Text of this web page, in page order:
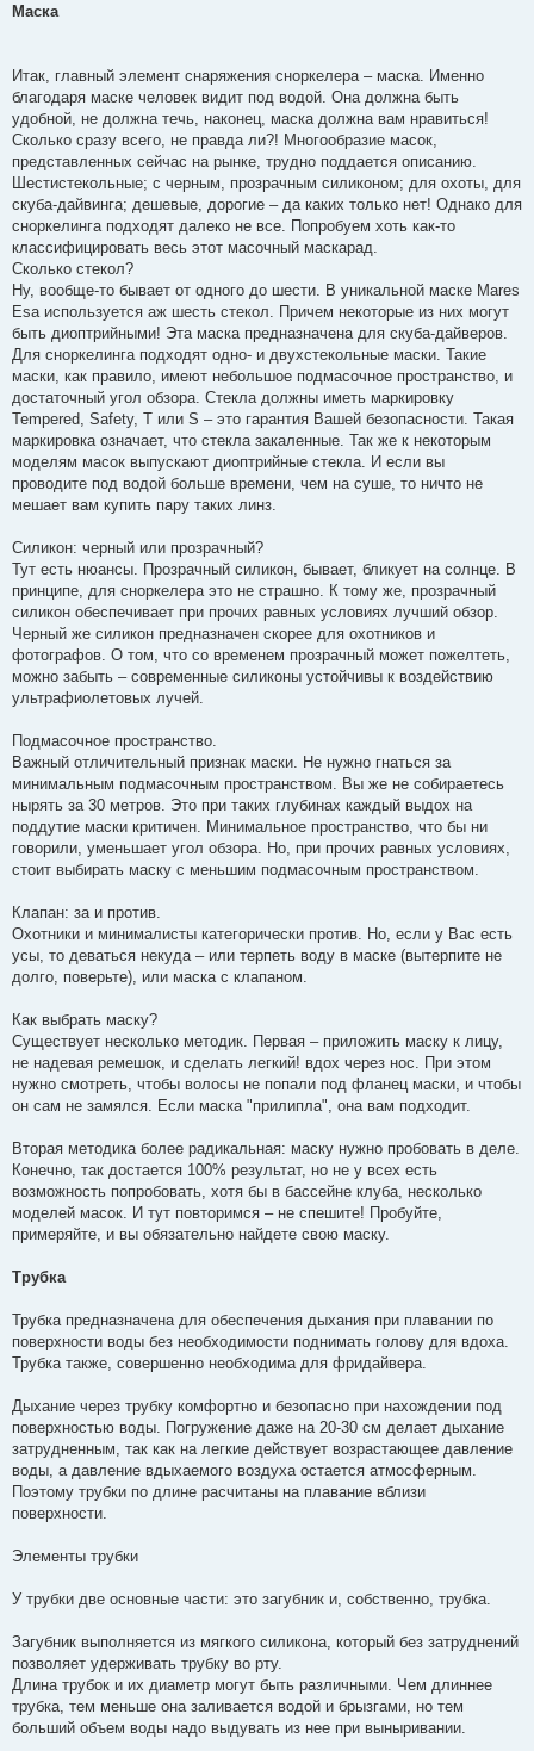
Маска
Итак, главный элемент снаряжения сноркелера – маска. Именно
благодаря маске человек видит под водой. Она должна быть
удобной, не должна течь, наконец, маска должна вам нравиться!
Сколько сразу всего, не правда ли?! Многообразие масок,
представленных сейчас на рынке, трудно поддается описанию.
Шестистекольные; с черным, прозрачным силиконом; для охоты, для
скуба-дайвинга; дешевые, дорогие – да каких только нет! Однако для
сноркелинга подходят далеко не все. Попробуем хоть как-то
классифицировать весь этот масочный маскарад.
Сколько стекол?
Ну, вообще-то бывает от одного до шести. В уникальной маске Mares
Esa используется аж шесть стекол. Причем некоторые из них могут
быть диоптрийными! Эта маска предназначена для скуба-дайверов.
Для сноркелинга подходят одно- и двухстекольные маски. Такие
маски, как правило, имеют небольшое подмасочное пространство, и
достаточный угол обзора. Стекла должны иметь маркировку
Tempered, Safety, T или S – это гарантия Вашей безопасности. Такая
маркировка означает, что стекла закаленные. Так же к некоторым
моделям масок выпускают диоптрийные стекла. И если вы
проводите под водой больше времени, чем на суше, то ничто не
мешает вам купить пару таких линз.
Силикон: черный или прозрачный?
Тут есть нюансы. Прозрачный силикон, бывает, бликует на солнце. В
принципе, для сноркелера это не страшно. К тому же, прозрачный
силикон обеспечивает при прочих равных условиях лучший обзор.
Черный же силикон предназначен скорее для охотников и
фотографов. О том, что со временем прозрачный может пожелтеть,
можно забыть – современные силиконы устойчивы к воздействию
ультрафиолетовых лучей.
Подмасочное пространство.
Важный отличительный признак маски. Не нужно гнаться за
минимальным подмасочным пространством. Вы же не собираетесь
нырять за 30 метров. Это при таких глубинах каждый выдох на
поддутие маски критичен. Минимальное пространство, что бы ни
говорили, уменьшает угол обзора. Но, при прочих равных условиях,
стоит выбирать маску с меньшим подмасочным пространством.
Клапан: за и против.
Охотники и минималисты категорически против. Но, если у Вас есть
усы, то деваться некуда – или терпеть воду в маске (вытерпите не
долго, поверьте), или маска с клапаном.
Как выбрать маску?
Существует несколько методик. Первая – приложить маску к лицу,
не надевая ремешок, и сделать легкий! вдох через нос. При этом
нужно смотреть, чтобы волосы не попали под фланец маски, и чтобы
он сам не замялся. Если маска "прилипла", она вам подходит.
Вторая методика более радикальная: маску нужно пробовать в деле.
Конечно, так достается 100% результат, но не у всех есть
возможность попробовать, хотя бы в бассейне клуба, несколько
моделей масок. И тут повторимся – не спешите! Пробуйте,
примеряйте, и вы обязательно найдете свою маску.
Трубка
Трубка предназначена для обеспечения дыхания при плавании по
поверхности воды без необходимости поднимать голову для вдоха.
Трубка также, совершенно необходима для фридайвера.
Дыхание через трубку комфортно и безопасно при нахождении под
поверхностью воды. Погружение даже на 20-30 см делает дыхание
затрудненным, так как на легкие действует возрастающее давление
воды, а давление вдыхаемого воздуха остается атмосферным.
Поэтому трубки по длине расчитаны на плавание вблизи
поверхности.
Элементы трубки
У трубки две основные части: это загубник и, собственно, трубка.
Загубник выполняется из мягкого силикона, который без затруднений
позволяет удерживать трубку во рту.
Длина трубок и их диаметр могут быть различными. Чем длиннее
трубка, тем меньше она заливается водой и брызгами, но тем
больший объем воды надо выдувать из нее при выныривании.